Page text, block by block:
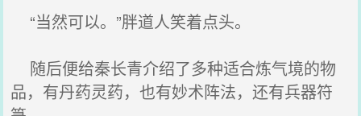
“当然可以。”胖道人笑着点头。
随后便给秦长青介绍了多种适合炼气境的物
品，有丹药灵药，也有妙术阵法，还有兵器符